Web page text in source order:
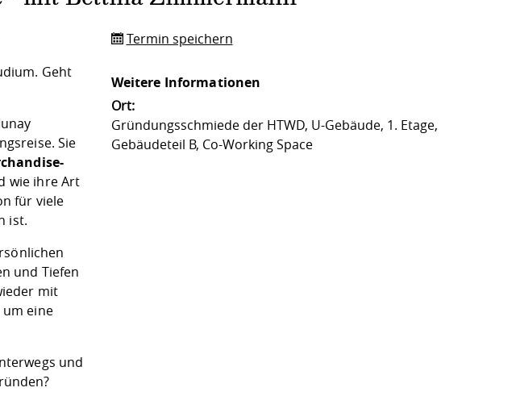
Geht
Sie
wie ihre Art
für viele
ist.
und Tiefen
mit
eine
und
Termin speichern
Weitere Informationen
Ort:
Gründungsschmiede der HTWD, U-Gebäude, 1. Etage,
Gebäudeteil B, Co-Working Space